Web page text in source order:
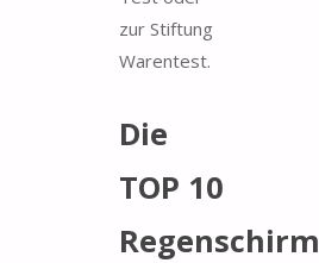
zur Stiftung
Warentest.
Die
TOP 10
Regenschirm